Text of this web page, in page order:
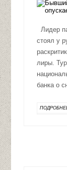
Лидер
стоял у
лиры.
банка о